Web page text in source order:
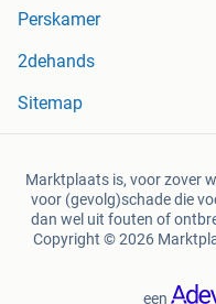
Perskamer
2dehands
Sitemap
Marktplaats is, voor zover
voor (gevolg)schade die
dan wel uit fouten of
Copyright © 2026
een